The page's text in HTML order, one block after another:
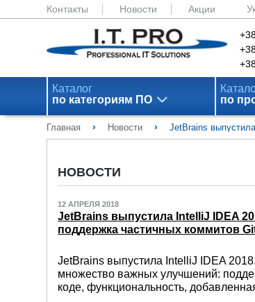
Контакты Новости Акции
Каталог
по категориям ПО
по
Главная › Новости › JetBrains
НОВОСТИ
12 АПРЕЛЯ 2018
JetBrains выпустила IntelliJ IDEA
поддержка частичных коммитов
JetBrains выпустила IntelliJ IDEA
множество важных улучшений:
коде, функциональность,